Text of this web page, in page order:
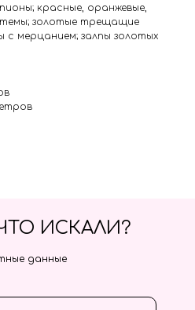
красные, оранжевые,
золотые трещащие
с мерцанием; залпы золотых
ИСКАЛИ?
данные